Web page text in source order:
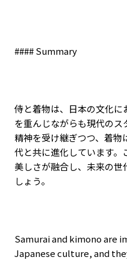
#### Summary
侍と着物は、日本の文化
を重んじながらも現代の
精神を受け継ぎつつ、着物
代と共に進化しています。
美しさが融合し、未来の世
しょう。
Samurai and kimono are
Japanese culture, and